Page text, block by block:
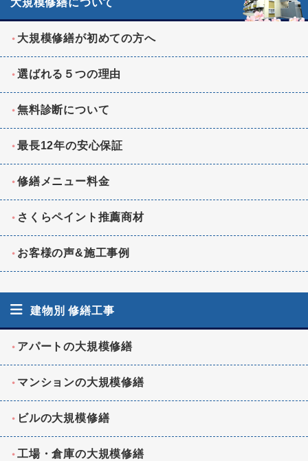
大規模修繕について
大規模修繕が初めての方へ
選ばれる５つの理由
無料診断について
最長12年の安心保証
修繕メニュー料金
さくらペイント推薦商材
お客様の声&施工事例
建物別 修繕工事
アパートの大規模修繕
マンションの大規模修繕
ビルの大規模修繕
工場・倉庫の大規模修繕